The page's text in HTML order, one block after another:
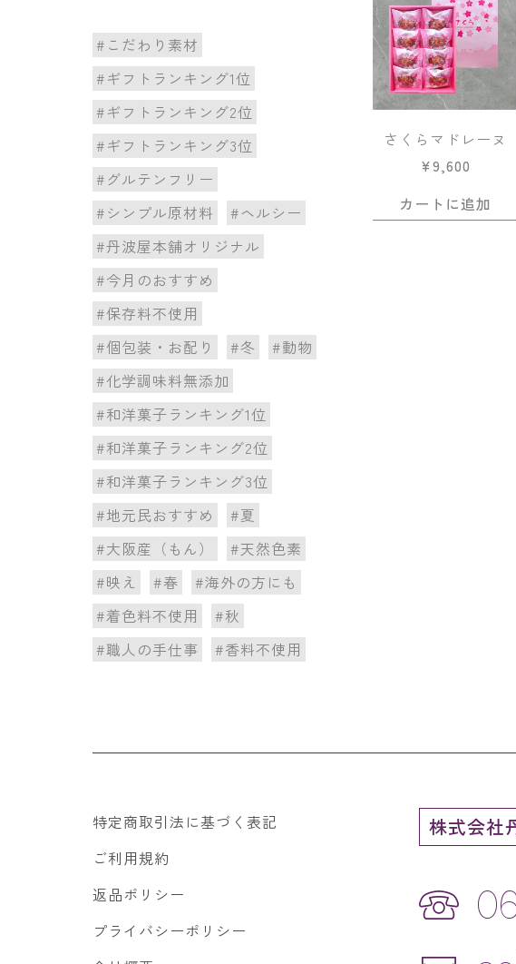
さくらマドレーヌ
¥9,600
カートに追加
#こだわり素材
#ギフトランキング1位
#ギフトランキング2位
#ギフトランキング3位
#グルテンフリー
#シンプル原材料
#ヘルシー
#丹波屋本舗オリジナル
#今月のおすすめ
#保存料不使用
#個包装・お配り
#冬
#動物
#化学調味料無添加
#和洋菓子ランキング1位
#和洋菓子ランキング2位
#和洋菓子ランキング3位
#地元民おすすめ
#夏
#大阪産（もん）
#天然色素
#映え
#春
#海外の方にも
#着色料不使用
#秋
#職人の手仕事
#香料不使用
特定商取引法に基づく表記
ご利用規約
返品ポリシー
プライバシーポリシー
株式会社